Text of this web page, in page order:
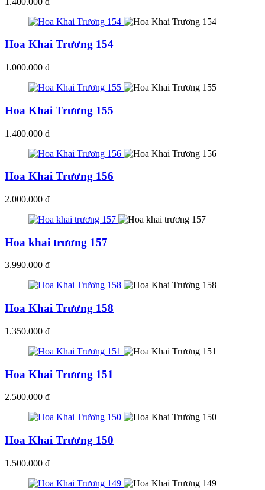
Hoa Khai Trương 154
1.000.000 đ
Hoa Khai Trương 155
1.400.000 đ
Hoa Khai Trương 156
2.000.000 đ
Hoa khai trương 157
3.990.000 đ
Hoa Khai Trương 158
1.350.000 đ
Hoa Khai Trương 151
2.500.000 đ
Hoa Khai Trương 150
1.500.000 đ